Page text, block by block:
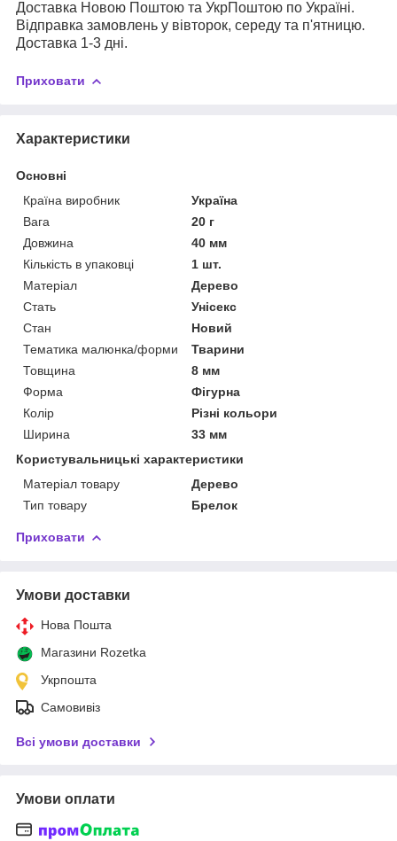
Доставка Новою Поштою та УкрПоштою по Україні.
Відправка замовлень у вівторок, середу та п'ятницю.
Доставка 1-3 дні.
Приховати
Характеристики
Основні
Країна виробник
Україна
Вага
20 г
Довжина
40 мм
Кількість в упаковці
1 шт.
Матеріал
Дерево
Стать
Унісекс
Стан
Новий
Тематика малюнка/форми
Тварини
Товщина
8 мм
Форма
Фігурна
Колір
Різні кольори
Ширина
33 мм
Користувальницькі характеристики
Матеріал товару
Дерево
Тип товару
Брелок
Приховати
Умови доставки
Нова Пошта
Магазини Rozetka
Укрпошта
Самовивіз
Всі умови доставки
Умови оплати